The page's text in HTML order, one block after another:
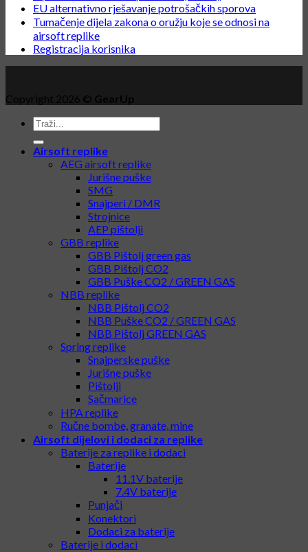
EU alternativno rješavanje potrošačkih sporova
Tumačenje dijela zakona o oružju koje se odnosi na
airsoft replike
Registracija korisnika
Copyright 2026 © GearUp
Airsoft replike
AEG airsoft replike
Jurišne puške
SMG
Snajperi / DMR
Strojnice
AEP pištolji
GBB replike
GBB Pištolj green gas
GBB Pištolj CO2
GBB Puške CO2 / GREEN GAS
NBB replike
NBB Pištolj CO2
NBB Puške CO2 / GREEN GAS
NBB Pištolj GREEN GAS
Spring replike
Snajperske puške
Jurišne puške
Pištolji
Sačmarice
HPA replike
Ručne bombe, granate, mine
Airsoft dijelovi i dodaci za replike
Baterije za replike i dodaci
Baterije
11.1V baterije
7.4V baterije
Punjači
Konektori
Dodaci za baterije
Baterije i dodaci